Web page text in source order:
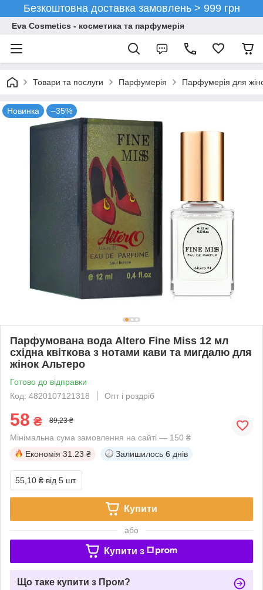
Безкоштовна доставка замовлень > 999 грн
Eva Cosmetics - косметика та парфумерія
Товари та послуги Парфумерія Парфумерія для
Новинка –35%
Парфумована вода Altero Fine Miss 12 мл
східна квіткова з нотами кави та мигдалю для
жінок Альтеро
Готово до відправки
Код: 4820107121318
Опт і роздріб
58 ₴ 89,23 ₴
Мінімальна сума замовлення на сайті — 150 ₴
Економія 31.23 ₴ Залишилось 6 днів
55,10 ₴ від 5 шт.
Купити
або
Купити з
Що таке купити з Пром?